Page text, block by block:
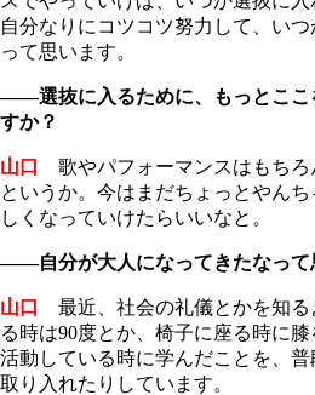
自分なりにコツコツ努力して、い
って思います。
――選抜に入るために、もっとここ
すか？
山口
歌やパフォーマンスはもちろ
というか。今はまだちょっとやん
しくなっていけたらいいなと。
――自分が大人になってきたなって
山口
最近、社会の礼儀とかを知る
る時は90度とか、椅子に座る時に
活動している時に学んだことを、
取り入れたりしています。